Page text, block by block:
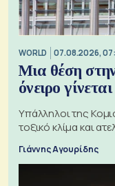
WORLD 07.08.2026,
Μια θέση
όνειρο
Υπάλληλοι της
τοξικό κλίμα και
Γιάννης Αγουρίδης